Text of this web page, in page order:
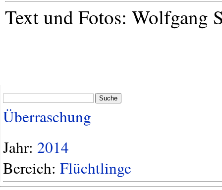
Text und Fotos: Wolfgang
Suche
Überraschung
Jahr: 2014
Bereich: Flüchtlinge